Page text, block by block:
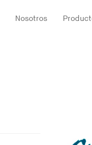
Nosotros